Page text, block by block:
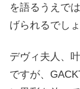
を語るうえで
げられるでしょ
デヴィ夫人、
ですが、